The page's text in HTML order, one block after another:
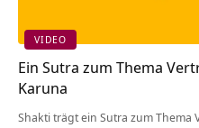
VIDEO
Ein Sutra zum Thema
Karuna
Shakti trägt ein Sutra zum Thema